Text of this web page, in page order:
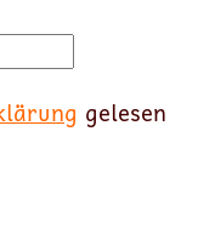
gelesen